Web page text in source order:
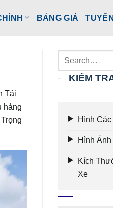
BẢNG GIÁ
Tải
hàng
KIỂM
Hình
Hình
Kích
Xe